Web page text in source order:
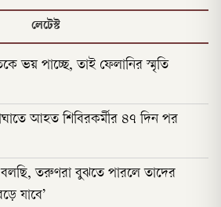
লেটেস্ট
ভয় পাচ্ছে, তাই ফেলানির স্মৃতি
আহত শিবিরকর্মীর ৪৭ দিন পর
তরুণরা বুঝতে পারলে তাদের
যাবে’